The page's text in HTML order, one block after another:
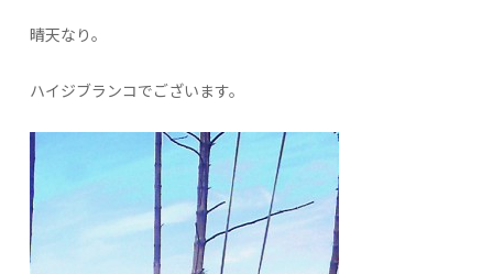
晴天なり。
ハイジブランコでございます。